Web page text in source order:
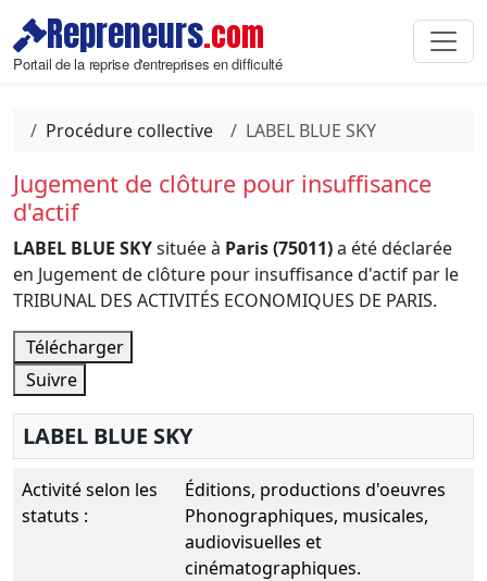
Repreneurs.com
Portail de la reprise d'entreprises en difficulté
Procédure collective LABEL BLUE SKY
Jugement de clôture pour insuffisance
d'actif
LABEL BLUE SKYsituée à Paris (75011)a été déclarée
en Jugement de clôture pour insuffisance d'actif par le
TRIBUNAL DES ACTIVITÉS ECONOMIQUES DE PARIS.
Télécharger
Suivre
LABEL BLUE SKY
Activité selon les
statuts :
Éditions, productions d'oeuvres
Phonographiques, musicales,
audiovisuelles et
cinématographiques.